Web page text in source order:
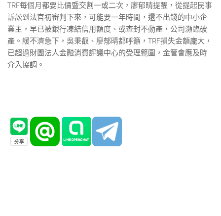
TRF每個月都要比價暨交割一或二次，廖郁晴提醒，從提起民事
訴訟到法官初審判下來，可能要一年時間，還不出錢的中小企
業主，早已被銀行凍結信用額度、或查封不動產，公司瀕臨破
產。緩不濟急下，吳秉叡、廖郁晴都呼籲，TRF損失金額龐大，
已超過財團法人金融消費評議中心的受理範圍，金管會應及時
介入協調。